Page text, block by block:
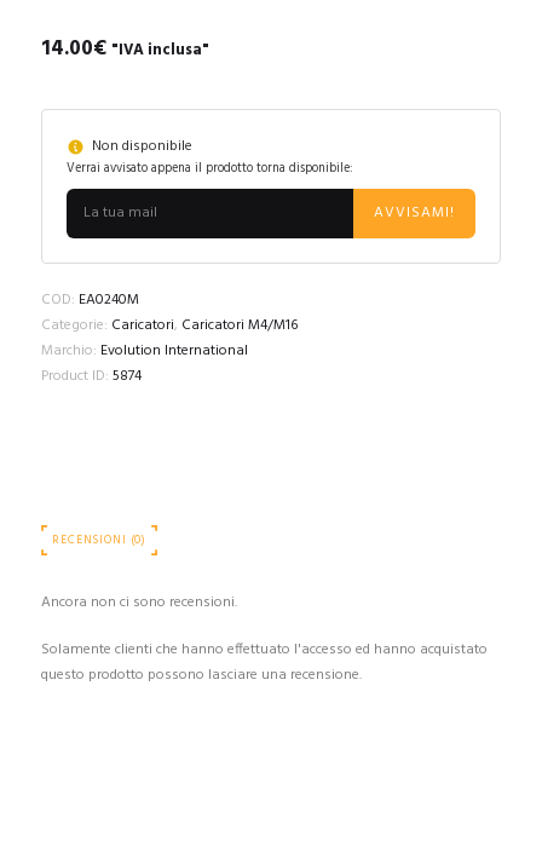
14.00€ "IVA inclusa"
Non disponibile
Verrai avvisato appena il prodotto torna disponibile:
AVVISAMI!
COD: EA0240M
Categorie: Caricatori, Caricatori M4/M16
Marchio: Evolution International
Product ID: 5874
RECENSIONI (0)
Ancora non ci sono recensioni.
Solamente clienti che hanno effettuato l'accesso ed hanno acquistato
questo prodotto possono lasciare una recensione.